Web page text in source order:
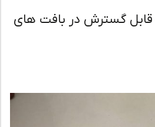
گسترش در بافت های